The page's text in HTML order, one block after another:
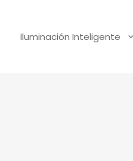
Iluminación Inteligente